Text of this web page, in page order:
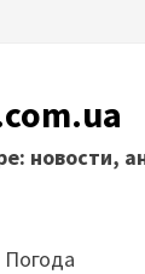
новости,
Погода